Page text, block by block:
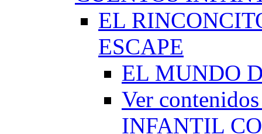
EL
ESCAPE
EL MUNDO
Ver
INFANTIL